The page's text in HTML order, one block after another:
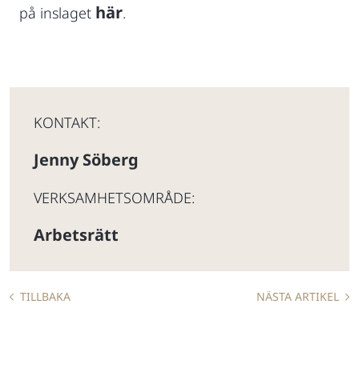
på inslaget här.
KONTAKT:
Jenny Söberg
VERKSAMHETSOMRÅDE:
Arbetsrätt
TILLBAKA NÄSTA ARTIKEL